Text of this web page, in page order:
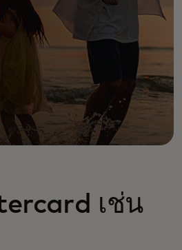
เช่น